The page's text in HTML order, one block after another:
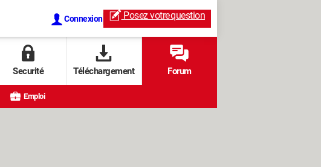
Connexion Posez votrequestion
Securité Téléchargement Forum
Emploi